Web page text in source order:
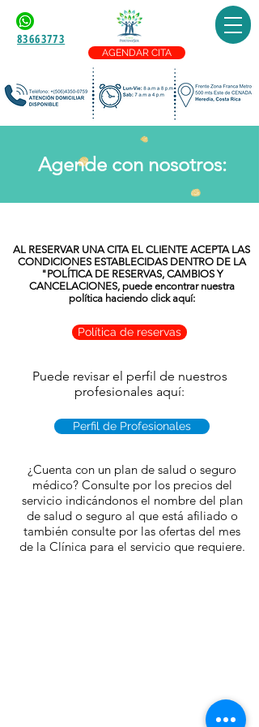
83663773
AGENDAR CITA
Agende con nosotros:
AL RESERVAR UNA CITA EL CLIENTE ACEPTA LAS
CONDICIONES ESTABLECIDAS DENTRO DE LA
"POLÍTICA DE RESERVAS, CAMBIOS Y
CANCELACIONES, puede encontrar nuestra
política haciendo click aquí:
Política de reservas
Puede revisar el perfil de nuestros
profesionales aquí:
Perfil de Profesionales
¿Cuenta con un plan de salud o seguro
médico? Consulte por los precios del
servicio indicándonos el nombre del plan
de salud o seguro al que está afiliado o
también consulte por las ofertas del mes
de la Clínica para el servicio que requiere.